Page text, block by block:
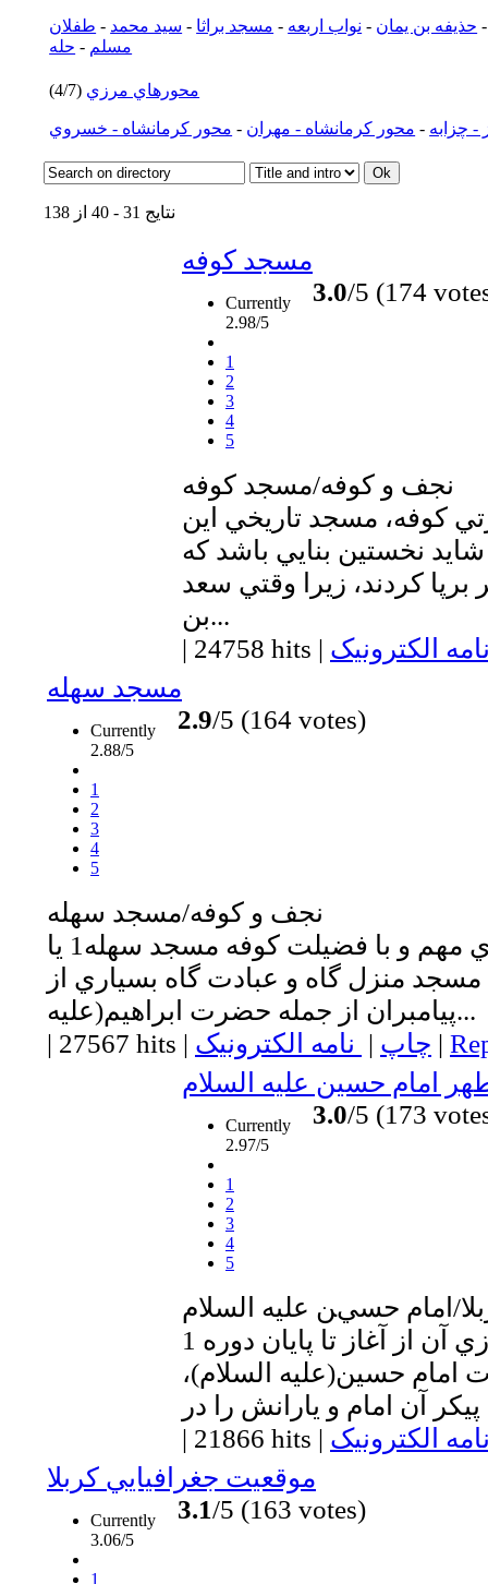
حذيفه بن يمان - نواب اربعه - مسجد براثا - سيد محمد - طفلان
مسلم - حله
محورهاي مرزي (4/7)
- چزابه - محور كرمانشاه - مهران - محور كرمانشاه - خسروي
نتایج 31 - 40 از 138
مسجد كوفه
Currently
2.98/5
1
2
3
4
5
3.0/5 (174
نجف و كوفه/مسجد كوفه
كوفه، مسجد تاريخي اين
نخستين بنايي باشد كه
كردند، زيرا وقتي سعد
بن...
| 24758 hits | الکترونیک
مسجد سهله
Currently
2.88/5
1
2
3
4
5
2.9/5 (164 votes)
نجف و كوفه/مسجد سهله
يكي از مسجدهاي مهم و با فضيلت كوفه مسجد سهله1 يا
منزل گاه و عبادت گاه بسياري از
پيامبران از جمله حضرت ابراهيم(عليه...
| 27567 hits | چاپ | نامه الکترونیک |
امام حسين عليه السلام
Currently
2.97/5
1
2
3
4
5
3.0/5 (173
امام حسين عليه السلام
1 ـ بناي بقعه و باز سازي آن از آغاز تا پايان دوره
حسين(عليه السلام)،
| 21866 hits | الکترونیک
موقعيت جغرافيايي كربلا
Currently
3.06/5
1
3.1/5 (163 votes)